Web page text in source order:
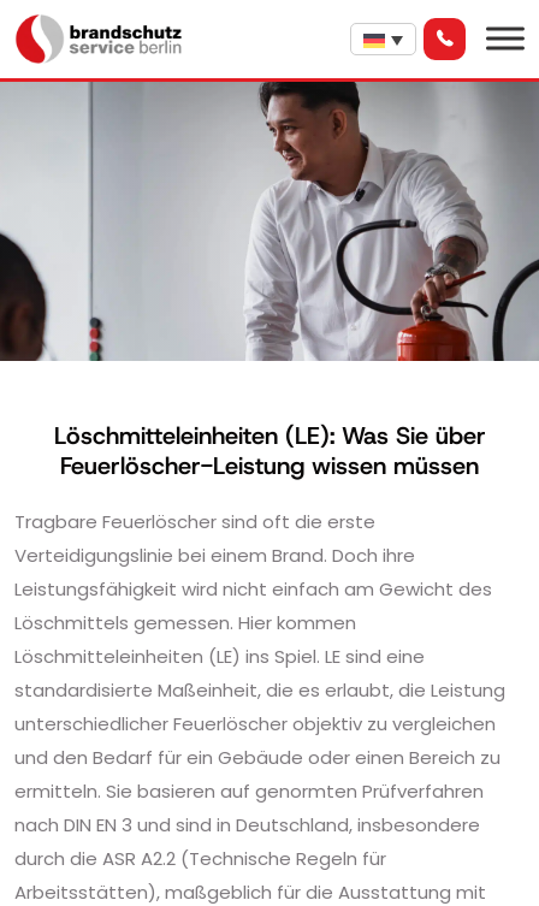
Löschmitteleinheiten (LE): Was Sie über
Feuerlöscher-Leistung wissen müssen
Tragbare Feuerlöscher sind oft die erste
Verteidigungslinie bei einem Brand. Doch ihre
Leistungsfähigkeit wird nicht einfach am Gewicht des
Löschmittels gemessen. Hier kommen
Löschmitteleinheiten (LE) ins Spiel. LE sind eine
standardisierte Maßeinheit, die es erlaubt, die Leistung
unterschiedlicher Feuerlöscher objektiv zu vergleichen
und den Bedarf für ein Gebäude oder einen Bereich zu
ermitteln. Sie basieren auf genormten Prüfverfahren
nach DIN EN 3 und sind in Deutschland, insbesondere
durch die ASR A2.2 (Technische Regeln für
Arbeitsstätten), maßgeblich für die Ausstattung mit